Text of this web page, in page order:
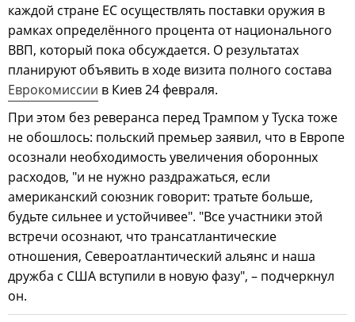
каждой стране ЕС осуществлять поставки оружия в
рамках определённого процента от национального
ВВП, который пока обсуждается. О результатах
планируют объявить в ходе визита полного состава
Еврокомиссии в Киев 24 февраля.
При этом без реверанса перед Трампом у Туска тоже
не обошлось: польский премьер заявил, что в Европе
осознали необходимость увеличения оборонных
расходов, "и не нужно раздражаться, если
американский союзник говорит: тратьте больше,
будьте сильнее и устойчивее". "Все участники этой
встречи осознают, что трансатлантические
отношения, Североатлантический альянс и наша
дружба с США вступили в новую фазу", – подчеркнул
он.